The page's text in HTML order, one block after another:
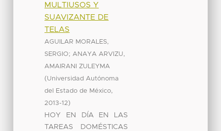
MULTIUSOS Y
SUAVIZANTE DE
TELAS
AGUILAR MORALES,
SERGIO; ANAYA ARVIZU,
AMAIRANI ZULEYMA
(Universidad Autónoma
del Estado de México,
2013-12)
HOY EN DÍA EN LAS
TAREAS DOMÉSTICAS